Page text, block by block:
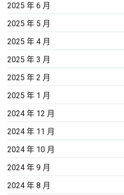
2025 年 6 月
2025 年 5 月
2025 年 4 月
2025 年 3 月
2025 年 2 月
2025 年 1 月
2024 年 12 月
2024 年 11 月
2024 年 10 月
2024 年 9 月
2024 年 8 月